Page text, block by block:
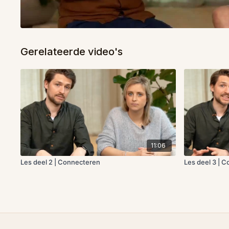
Gerelateerde video's
11:06
Les deel 2 | Connecteren Les deel 3 |